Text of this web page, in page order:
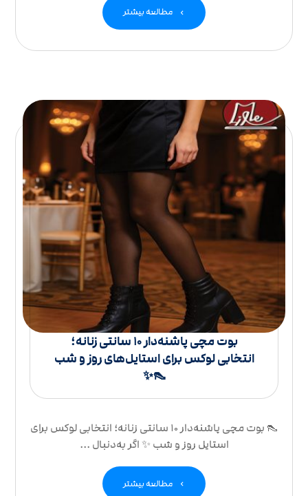
مطالعه بیشتر
بوت مچی پاشنه‌دار ۱۰ سانتی زنانه؛
انتخابی لوکس برای استایل‌های روز و شب
👠✨
👠 بوت مچی پاشنه‌دار ۱۰ سانتی زنانه؛ انتخابی لوکس برای
استایل روز و شب ✨ اگر به‌دنبال ...
مطالعه بیشتر